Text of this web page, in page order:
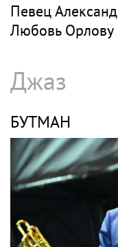
Певец
Любовь Орлову
Джаз
БУТМАН